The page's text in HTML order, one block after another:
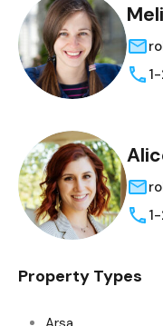
Property Types